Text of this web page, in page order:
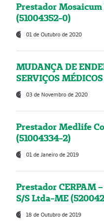
Prestador
(51004352-0)
01 de Outubro de 2020
MUDANÇA DE
SERVIÇOS
03 de Novembro de 2020
Prestador Medlife
(51004334-2)
01 de Janeiro de 2019
Prestador CERPAM
S/S Ltda-ME
18 de Outubro de 2019